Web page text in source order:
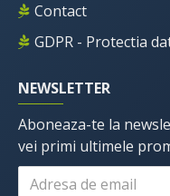
Contact
GDPR - Protectia
NEWSLETTER
Aboneaza-te la
vei primi ultimele